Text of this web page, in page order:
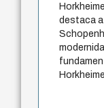
destaca